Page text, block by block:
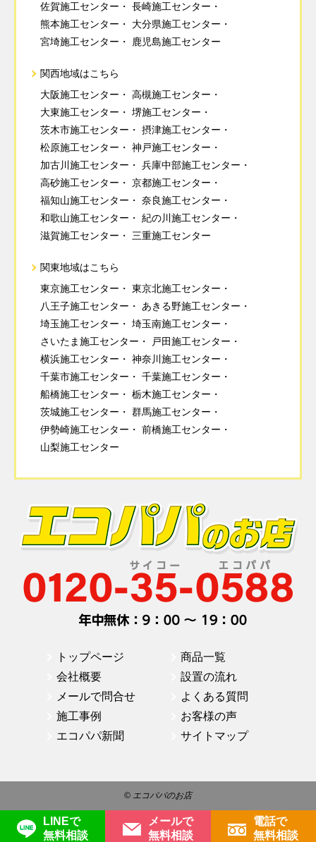
佐賀施工センター
長崎施工センター
熊本施工センター
大分県施工センター
宮埼施工センター
鹿児島施工センター
関西地域はこちら
大阪施工センター
高槻施工センター
大東施工センター
堺施工センター
茨木市施工センター
摂津施工センター
松原施工センター
神戸施工センター
加古川施工センター
兵庫中部施工センター
高砂施工センター
京都施工センター
福知山施工センター
奈良施工センター
和歌山施工センター
紀の川施工センター
滋賀施工センター
三重施工センター
関東地域はこちら
東京施工センター
東京北施工センター
八王子施工センター
あきる野施工センター
埼玉施工センター
埼玉南施工センター
さいたま施工センター
戸田施工センター
横浜施工センター
神奈川施工センター
千葉市施工センター
千葉施工センター
船橋施工センター
栃木施工センター
茨城施工センター
群馬施工センター
伊勢崎施工センター
前橋施工センター
山梨施工センター
トップページ
商品一覧
会社概要
設置の流れ
メールで問合せ
よくある質問
施工事例
お客様の声
エコパパ新聞
サイトマップ
© エコパパのお店
LINEで
無料相談
メールで
無料相談
電話で
無料相談